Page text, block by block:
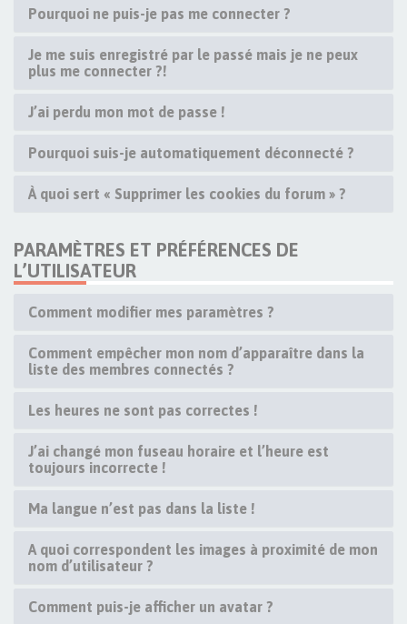
Pourquoi ne puis-je pas me connecter ?
Je me suis enregistré par le passé mais je ne peux
plus me connecter ?!
J’ai perdu mon mot de passe !
Pourquoi suis-je automatiquement déconnecté ?
À quoi sert « Supprimer les cookies du forum » ?
PARAMÈTRES ET PRÉFÉRENCES DE
L’UTILISATEUR
Comment modifier mes paramètres ?
Comment empêcher mon nom d’apparaître dans la
liste des membres connectés ?
Les heures ne sont pas correctes !
J’ai changé mon fuseau horaire et l’heure est
toujours incorrecte !
Ma langue n’est pas dans la liste !
A quoi correspondent les images à proximité de mon
nom d’utilisateur ?
Comment puis-je afficher un avatar ?